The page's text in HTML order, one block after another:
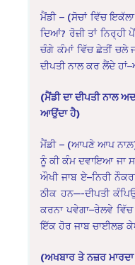
ਮੈਂਡੀ – (ਸੋਚਾਂ ਵਿੱਚ ਇਕੱਲਾ
ਦਿਆਂ? ਰੋਜ਼ੀ ਤਾਂ ਨਿਰ੍ਹੀ
ਚੰਗੇ ਕੰਮਾਂ ਵਿੱਚ ਛੇਤੀਂ ਚਲੇ
ਦੀਪਤੀ ਨਾਲ ਕਰ ਲੈਂਦੇ
(ਮੈਂਡੀ ਦਾ ਦੀਪਤੀ ਨਾਲ
ਆਉਂਦਾ ਹੈ)
ਮੈਂਡੀ – (ਆਪਣੇ ਆਪ ਨਾਲ਼)
ਨੂੰ ਕੀ ਕੰਮ ਦਵਾਇਆ ਜਾ
ਔਖੀ ਜਾਬ ਏ–ਨਿਰੀ
ਠੀਕ ਹਨ—-ਦੀਪਤੀ
ਕਰਨਾ ਪਵੇਗਾ–ਰੇਲਵੇ
ਇੱਕ ਹੋਰ ਜਾਬ ਚਾਈਲਡ
(ਅਖਬਾਰ ਤੇ ਨਜ਼ਰ ਮਾਰਦਾ